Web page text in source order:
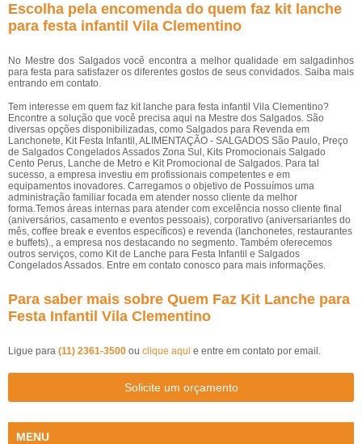
Escolha pela encomenda do quem faz kit lanche
para festa infantil Vila Clementino
No Mestre dos Salgados você encontra a melhor qualidade em salgadinhos
para festa para satisfazer os diferentes gostos de seus convidados. Saiba mais
entrando em contato.
Tem interesse em quem faz kit lanche para festa infantil Vila Clementino?
Encontre a solução que você precisa aqui na Mestre dos Salgados. São
diversas opções disponibilizadas, como Salgados para Revenda em
Lanchonete, Kit Festa Infantil, ALIMENTAÇÃO - SALGADOS São Paulo, Preço
de Salgados Congelados Assados Zona Sul, Kits Promocionais Salgado
Cento Perus, Lanche de Metro e Kit Promocional de Salgados. Para tal
sucesso, a empresa investiu em profissionais competentes e em
equipamentos inovadores. Carregamos o objetivo de Possuímos uma
administração familiar focada em atender nosso cliente da melhor
forma.Temos áreas internas para atender com excelência nosso cliente final
(aniversários, casamento e eventos pessoais), corporativo (aniversariantes do
mês, coffee break e eventos específicos) e revenda (lanchonetes, restaurantes
e buffets)., a empresa nos destacando no segmento. Também oferecemos
outros serviços, como Kit de Lanche para Festa Infantil e Salgados
Congelados Assados. Entre em contato conosco para mais informações.
Para saber mais sobre Quem Faz Kit Lanche para
Festa Infantil Vila Clementino
Ligue para (11) 2361-3500 ou clique aqui e entre em contato por email.
Solicite um orçamento
MENU